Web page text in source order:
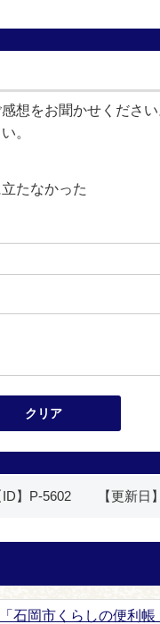
想をお聞かせくださ
。
たなかった
ID】 P-5602 【更新日
「石岡市くらしの便利